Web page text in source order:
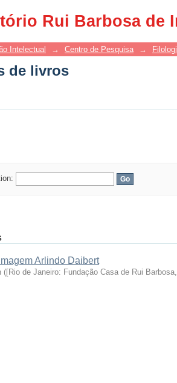
Rui Barbosa de
de livros
Intelectual → Centro de Pesquisa →
de livros
Arlindo Daibert
([Rio de Janeiro: Fundação Casa de Rui